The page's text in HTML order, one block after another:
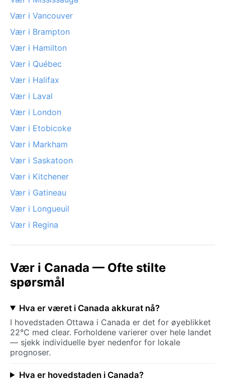
Vær i Vancouver
Vær i Brampton
Vær i Hamilton
Vær i Québec
Vær i Halifax
Vær i Laval
Vær i London
Vær i Etobicoke
Vær i Markham
Vær i Saskatoon
Vær i Kitchener
Vær i Gatineau
Vær i Longueuil
Vær i Regina
Vær i Canada — Ofte stilte
spørsmål
Hva er været i Canada akkurat nå?
I hovedstaden Ottawa i Canada er det for øyeblikket
22°C med clear. Forholdene varierer over hele landet
— sjekk individuelle byer nedenfor for lokale
prognoser.
Hva er hovedstaden i Canada?